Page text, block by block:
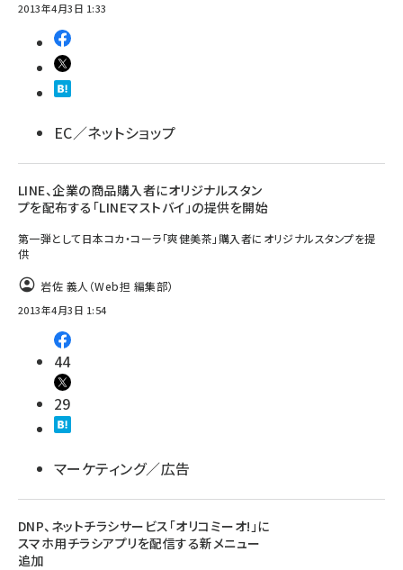
2013年4月3日 1:33
EC／ネットショップ
LINE、企業の商品購入者にオリジナルスタン
プを配布する「LINEマストバイ」の提供を開始
第一弾として日本コカ・コーラ「爽健美茶」購入者にオリジナルスタンプを提
供
岩佐 義人（Web担 編集部）
2013年4月3日 1:54
44
29
マーケティング／広告
DNP、ネットチラシサービス「オリコミーオ!」に
スマホ用チラシアプリを配信する新メニュー
追加